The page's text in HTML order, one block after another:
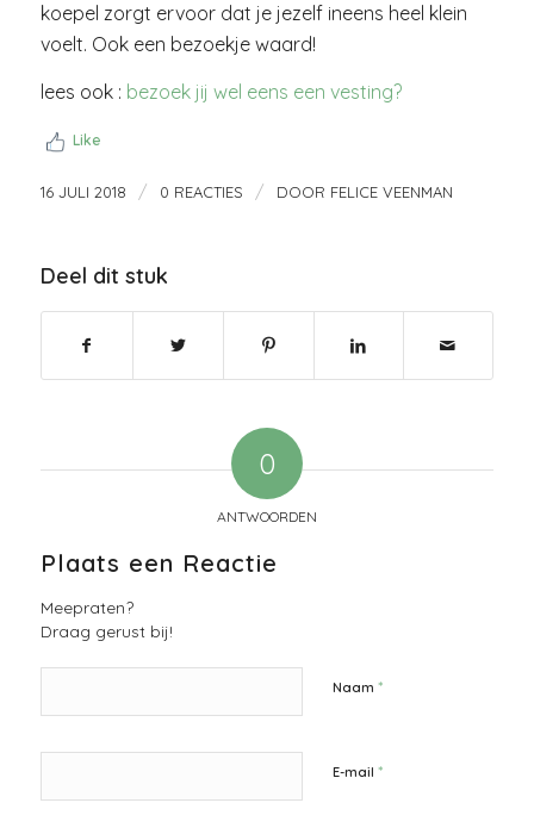
koepel zorgt ervoor dat je jezelf ineens heel klein
voelt. Ook een bezoekje waard!
lees ook : bezoek jij wel eens een vesting?
Like
16 JULI 2018 / 0 REACTIES / DOOR FELICE VEENMAN
Deel dit stuk
0
ANTWOORDEN
Plaats een Reactie
Meepraten?
Draag gerust bij!
Naam *
E-mail *